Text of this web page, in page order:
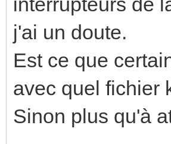
j'ai un doute.
Est ce que
avec quel fichier
Sinon plus qu'à